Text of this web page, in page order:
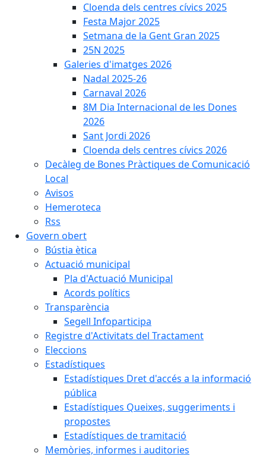
Cloenda dels centres cívics 2025
Festa Major 2025
Setmana de la Gent Gran 2025
25N 2025
Galeries d'imatges 2026
Nadal 2025-26
Carnaval 2026
8M Dia Internacional de les Dones
2026
Sant Jordi 2026
Cloenda dels centres cívics 2026
Decàleg de Bones Pràctiques de Comunicació
Local
Avisos
Hemeroteca
Rss
Govern obert
Bústia ètica
Actuació municipal
Pla d'Actuació Municipal
Acords polítics
Transparència
Segell Infoparticipa
Registre d'Activitats del Tractament
Eleccions
Estadístiques
Estadístiques Dret d'accés a la informació
pública
Estadístiques Queixes, suggeriments i
propostes
Estadístiques de tramitació
Memòries, informes i auditories